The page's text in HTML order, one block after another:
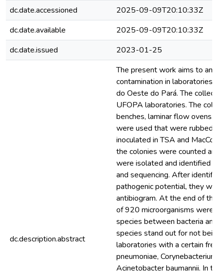
dc.date.accessioned
2025-09-09T20:10:33Z
dc.date.available
2025-09-09T20:10:33Z
dc.date.issued
2023-01-25
dc.description.abstract
The present work aims to
contamination in laboratories
do Oeste do Pará. The
UFOPA laboratories. The
benches, laminar flow ovens.
were used that were rubbed
inoculated in TSA and
the colonies were counted
were isolated and identified
and sequencing. After
pathogenic potential, they
antibiogram. At the end of
of 920 microorganisms
species between bacteria
species stand out for not
laboratories with a certain
pneumoniae,
Acinetobacter baumannii. In